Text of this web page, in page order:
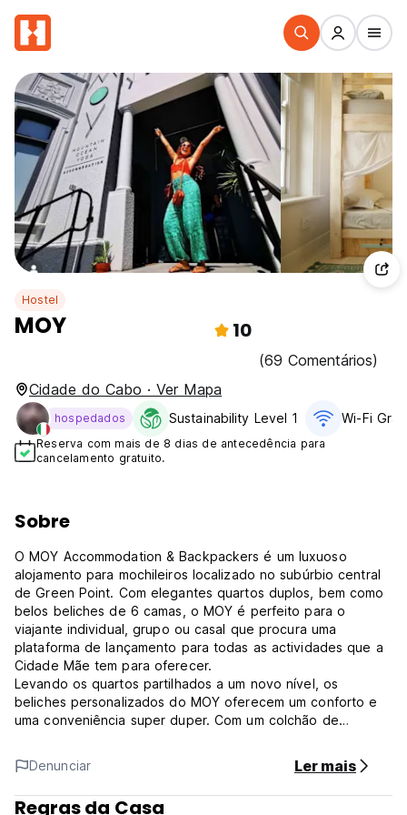
Hostel
MOY 10
(69 Comentários)
Cidade do Cabo · Ver Mapa
hospedados Sustainability Level 1 Wi-Fi
Reserva com mais de 8 dias de antecedência para
cancelamento gratuito.
Sobre
O MOY Accommodation & Backpackers é um luxuoso
alojamento para mochileiros localizado no subúrbio central
de Green Point. Com elegantes quartos duplos, bem como
belos beliches de 6 camas, o MOY é perfeito para o
viajante individual, grupo ou casal que procura uma
plataforma de lançamento para todas as actividades que a
Cidade Mãe tem para oferecer.
Levando os quartos partilhados a um novo nível, os
beliches personalizados do MOY oferecem um conforto e
uma conveniência super duper. Com um colchão de
de privacidade, luz de leitura, mesas de cabeceira
deslizantes de vários níveis, tomadas individuais na cama e
pontos USB para carregar facilmente os dispositivos e
cacifos debaixo da cama para todos os seus objectos de
Denunciar Ler mais
Regras da Casa